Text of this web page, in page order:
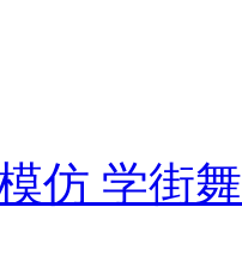
仿 学街